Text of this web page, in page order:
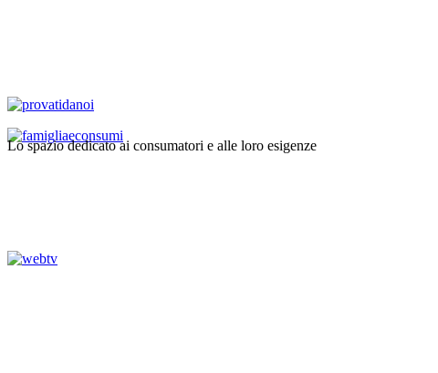
Lo spazio dedicato ai consumatori e alle loro esigenze